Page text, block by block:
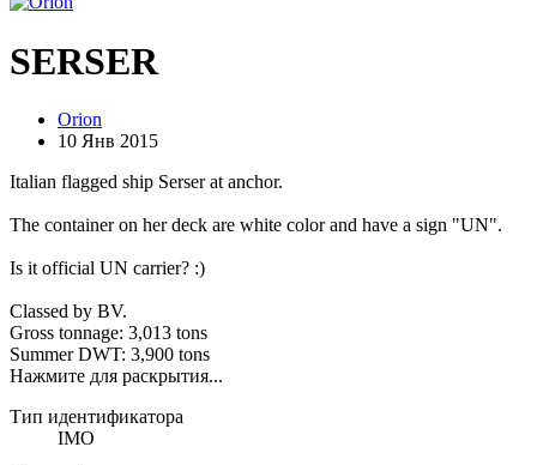
SERSER
Orion
10 Янв 2015
Italian flagged ship Serser at anchor.
The container on her deck are white color and have a sign "UN".
Is it official UN carrier? :)
Classed by BV.
Gross tonnage: 3,013 tons
Summer DWT: 3,900 tons
Нажмите для раскрытия...
Тип идентификатора
IMO